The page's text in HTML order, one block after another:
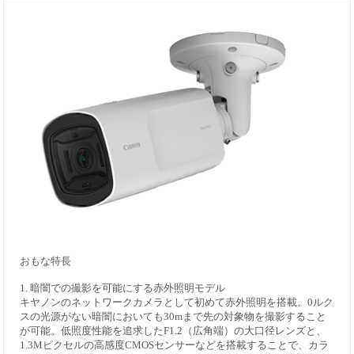
おもな特長
1. 暗闇での撮影を可能にする赤外照明モデル
キヤノンのネットワークカメラとして初めて赤外照明を搭載。0ルク
スの光源がない暗闇においても30mまで先の対象物を撮影すること
が可能。低照度性能を追求したF1.2（広角端）の大口径レンズと、
1.3Mピクセルの高感度CMOSセンサーなどを搭載することで、カラ